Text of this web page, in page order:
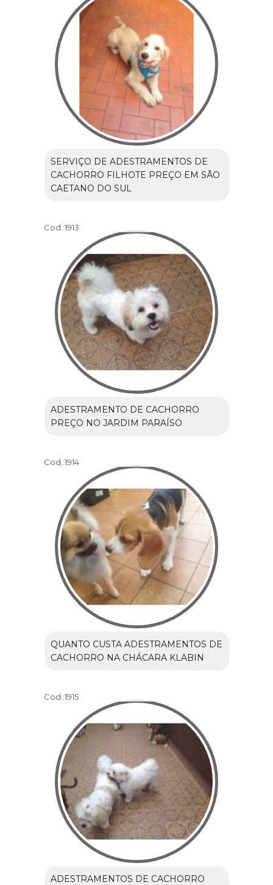
SERVIÇO DE ADESTRAMENTOS DE
CACHORRO FILHOTE PREÇO EM SÃO
CAETANO DO SUL
Cod.:1913
ADESTRAMENTO DE CACHORRO
PREÇO NO JARDIM PARAÍSO
Cod.:1914
QUANTO CUSTA ADESTRAMENTOS DE
CACHORRO NA CHÁCARA KLABIN
Cod.:1915
ADESTRAMENTOS DE CACHORRO